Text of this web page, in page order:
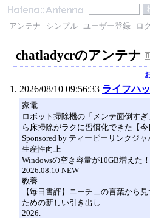
アンテナ シンプル ユーザー登録 ロ
chatladycrのアンテナ
2026/08/10 09:56:33 ライフハ
家電
ロボット掃除機の「メンテ面倒す
ら床掃除がラクに習慣化できた【今
Sponsored by ティーピーリンクジ
生産性向上
Windowsの空き容量が10GB増えた
2026.08.10 NEW
教養
【毎日書評】ニーチェの言葉から
ための新しい引き出し
2026.